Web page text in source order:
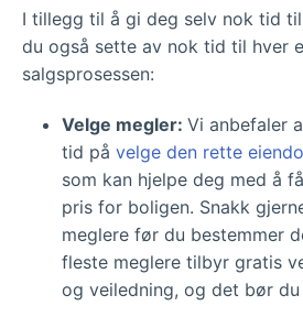
I tillegg til å gi deg selv nok tid
du også sette av nok tid til hver
salgsprosessen:
Velge megler: Vi anbefaler
tid på velge den rette
som kan hjelpe deg med å
pris for boligen. Snakk
meglere før du bestemmer
fleste meglere tilbyr gratis
og veiledning, og det bør